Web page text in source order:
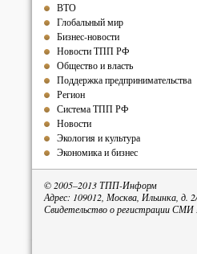
ВТО
Глобальный мир
Бизнес-новости
Новости ТПП РФ
Общество и власть
Поддержка предпринимательства
Регион
Система ТПП РФ
Новости
Экология и культура
Экономика и бизнес
© 2005–2013 ТПП-Информ
Адрес: 109012, Москва, Ильинка, д.
Свидетельство о регистрации